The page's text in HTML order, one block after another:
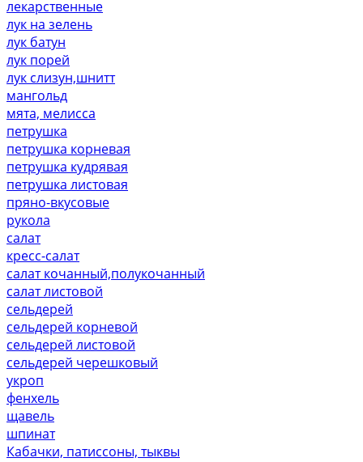
лекарственные
лук на зелень
лук батун
лук порей
лук слизун,шнитт
мангольд
мята, мелисса
петрушка
петрушка корневая
петрушка кудрявая
петрушка листовая
пряно-вкусовые
рукола
салат
кресс-салат
салат кочанный,полукочанный
салат листовой
сельдерей
сельдерей корневой
сельдерей листовой
сельдерей черешковый
укроп
фенхель
щавель
шпинат
Кабачки, патиссоны, тыквы